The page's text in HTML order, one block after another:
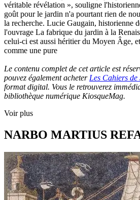
véritable révélation », souligne
goût pour le jardin n'a pourtant rien de
la recherche. Lucie Gaugain, historienne
l'ouvrage La fabrique du jardin à la
celui-ci est aussi héritier du Moyen Âge,
comme une pure
Le contenu complet de cet article est
pouvez également acheter Les Cahiers de
format digital. Vous le retrouverez
bibliothèque numérique KiosqueMag.
Voir plus
NARBO MARTIUS